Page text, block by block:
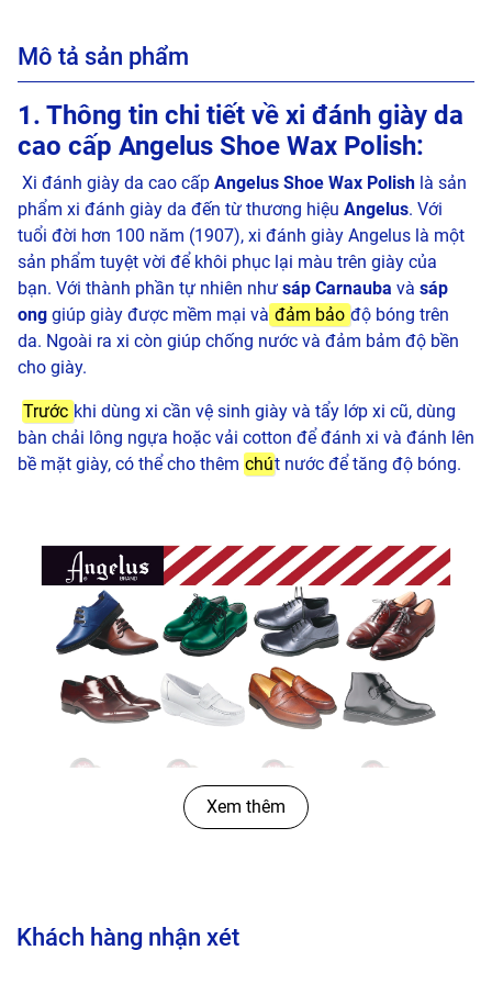
Mô tả sản phẩm
1. Thông tin chi tiết về xi đánh giày da
cao cấp Angelus Shoe Wax Polish:
Xi đánh giày da cao cấp Angelus Shoe Wax Polish là sản
phẩm xi đánh giày da đến từ thương hiệu Angelus. Với
tuổi đời hơn 100 năm (1907), xi đánh giày Angelus là một
sản phẩm tuyệt vời để khôi phục lại màu trên giày của
bạn. Với thành phần tự nhiên như sáp Carnauba và sáp
ong giúp giày được mềm mại và đảm bảo độ bóng trên
da. Ngoài ra xi còn giúp chống nước và đảm bảm độ bền
cho giày.
Trước khi dùng xi cần vệ sinh giày và tẩy lớp xi cũ, dùng
bàn chải lông ngựa hoặc vải cotton để đánh xi và đánh lên
bề mặt giày, có thể cho thêm chút nước để tăng độ bóng.
Xem thêm
Khách hàng nhận xét